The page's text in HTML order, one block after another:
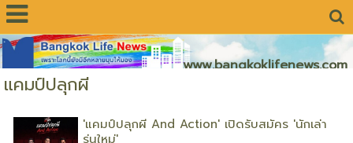
www.bangkoklifenews.com
แคมป์ปลุกผี
'แคมป์ปลุกผี And Action' เปิดรับสมัคร 'นักเล่า
รุ่นใหม่'